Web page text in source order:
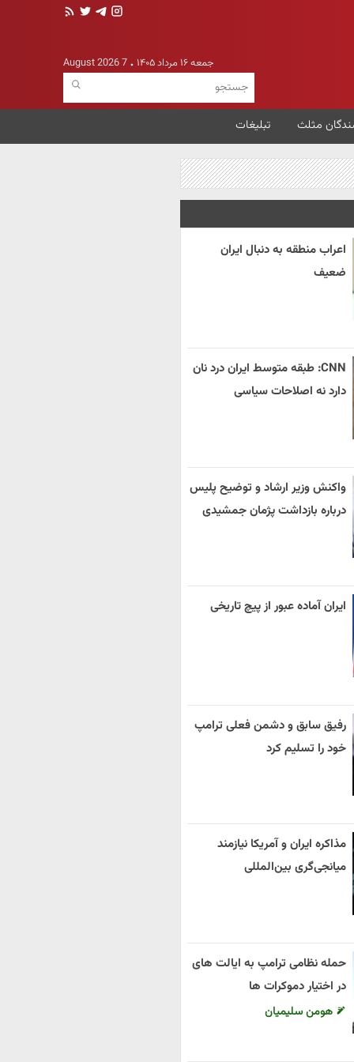
جمعه ۱۶ مرداد ۱۴۰۵ 7 August 2026
مثلث تبلیغات
اعراب منطقه به دنبال ایران
ضعیف
CNN: طبقه متوسط ایران درد نان
دارد نه اصلاحات سیاسی
واکنش وزیر ارشاد و توضیح پلیس
درباره بازداشت پژمان جمشیدی
ایران آماده عبور از پیچ تاریخی
رفیق سابق و دشمن فعلی ترامپ
خود را تسلیم کرد
مذاکره ایران و آمریکا نیازمند
میانجی‌گری بین‌المللی
حمله نظامی ترامپ به ایالت های
در اختیار دموکرات ها
هومن سلیمیان